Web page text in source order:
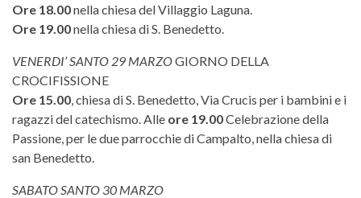
Ore 18.00nella chiesa del Villaggio Laguna.
Ore 19.00nella chiesa di S. Benedetto.
VENERDI’ SANTO 29 MARZOGIORNO DELLA
CROCIFISSIONE
Ore 15.00 , chiesa di S. Benedetto, Via Crucis per i bambini e i
ragazzi del catechismo. Alle ore 19.00Celebrazione della
Passione, per le due parrocchie di Campalto, nella chiesa di
san Benedetto.
SABATO SANTO 30 MARZO